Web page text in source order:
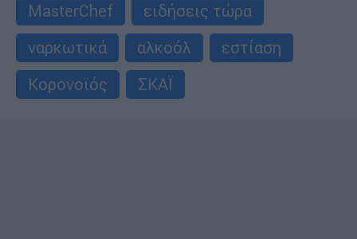
MasterChef
ειδήσεις τώρα
ναρκωτικά
αλκοόλ
εστίαση
Κορονοϊός
ΣΚΑΪ